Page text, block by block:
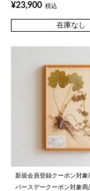
¥23,900 税込
在庫なし
新規会員登録クーポン対象
バースデークーポン対象商